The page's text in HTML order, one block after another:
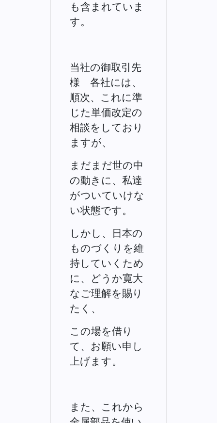
も含まれていま
す。
当社の御取引先
様 各社には、
順次、これに準
じた単価改定の
相談をしており
ますが、
まだまだ世の中
の動きに、私達
がついていけな
い状態です。
しかし、日本の
ものづくりを維
持していくため
に、どうか寛大
なご理解を賜り
たく、
この場を借り
て、お願い申し
上げます。
また、これから